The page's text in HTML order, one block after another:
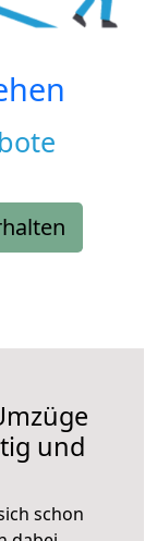
und
schon